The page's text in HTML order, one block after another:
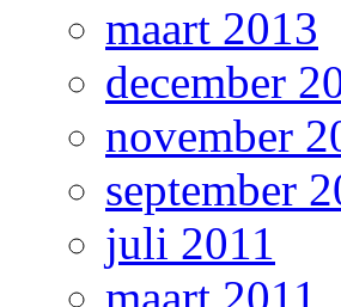
maart 2013
december
november
september
juli 2011
maart 2011